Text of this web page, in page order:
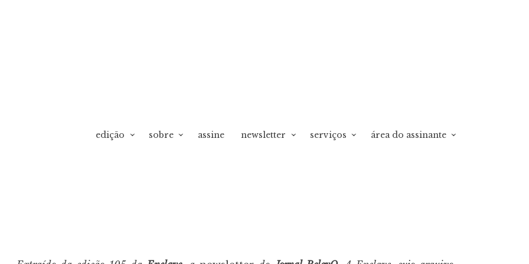
edição sobre assine newsletter serviços área do assinante